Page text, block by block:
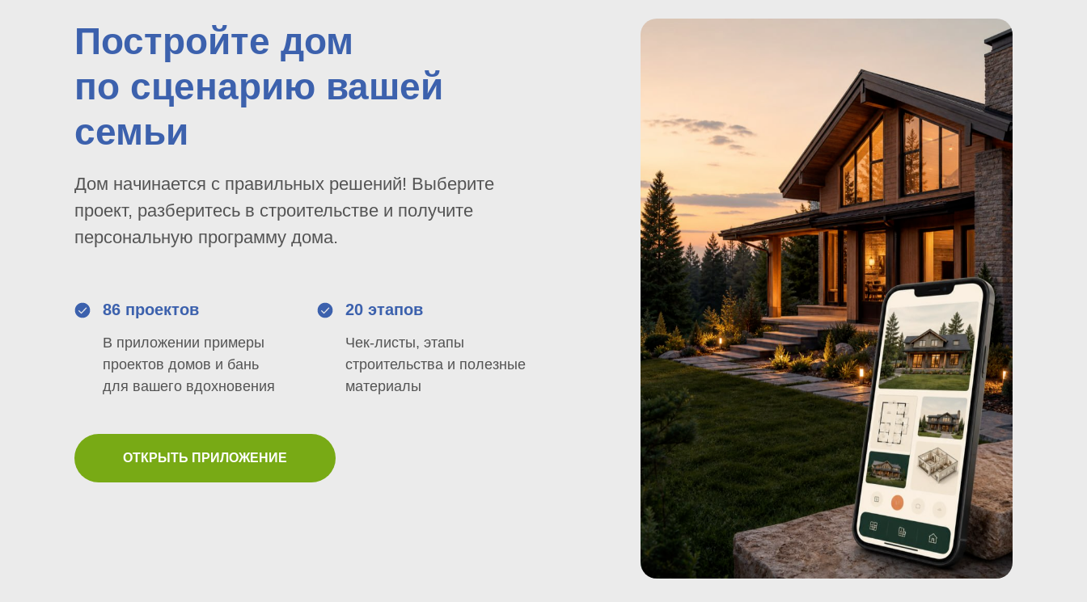
Постройте дом
по сценарию вашей
семьи
Дом начинается с правильных решений! Выберите
проект, разберитесь в строительстве и получите
персональную программу дома.
86 проектов
В приложении примеры
проектов домов и бань
для вашего вдохновения
20 этапов
Чек-листы, этапы
строительства и полезные
материалы
ОТКРЫТЬ ПРИЛОЖЕНИЕ